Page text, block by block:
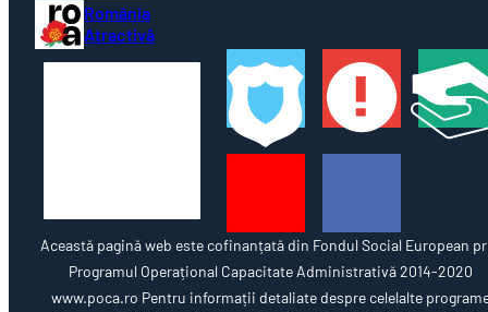
România
Atractivă
Această pagină web este cofinanțată din Fondul Social European
Programul Operațional Capacitate Administrativă 2014-2020
www.poca.ro Pentru informații detaliate despre celelalte